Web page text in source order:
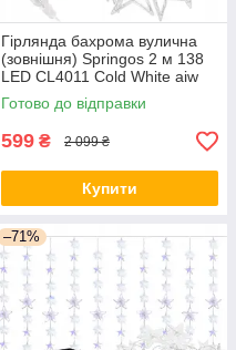
Гірлянда бахрома вулична
(зовнішня) Springos 2 м 138
LED CL4011 Cold White aiw
якість
Готово до відправки
599 ₴ 2 099 ₴
Купити
–71%